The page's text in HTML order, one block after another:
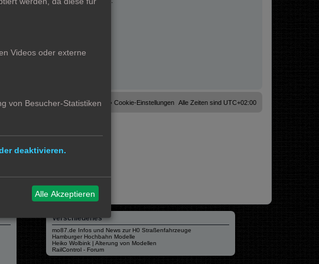
Alle Zeiten sind UTC+02:00
Cookie-Einstellungen
Alle Cookies löschen
Verschiedenes
mo87.de Infos und News zur H0 Straßenfahrzeuge
Hamburger Hochbahn Modelle
Heiko Wolbink | Alterung von Modellen
RailControl - Forum
Videos oder externe
von Besucher-Statistiken
deaktivieren.
Alle Akzeptieren